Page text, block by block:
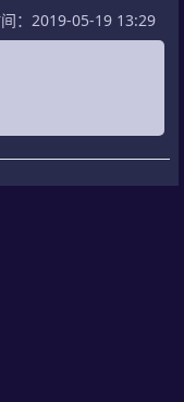
：2019-05-19 13:29